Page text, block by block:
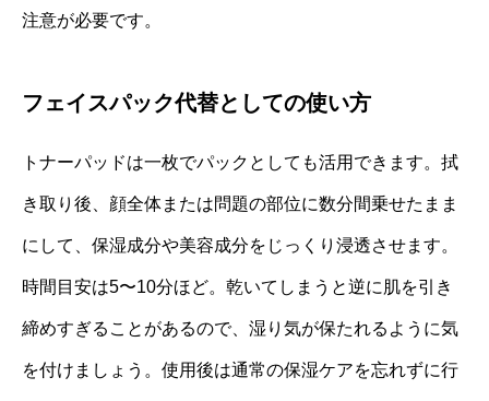
注意が必要です。
フェイスパック代替としての使い方
トナーパッドは一枚でパックとしても活用できます。拭
き取り後、顔全体または問題の部位に数分間乗せたまま
にして、保湿成分や美容成分をじっくり浸透させます。
時間目安は5〜10分ほど。乾いてしまうと逆に肌を引き
締めすぎることがあるので、湿り気が保たれるように気
を付けましょう。使用後は通常の保湿ケアを忘れずに行